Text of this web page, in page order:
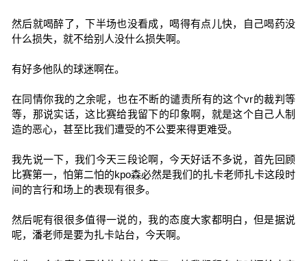
然后就喝醉了，下半场也没看成，喝得有点儿快，自己喝药没
什么损失，就不给别人没什么损失啊。
有好多他队的球迷啊在。
在同情你我的之余呢，也在不断的谴责所有的这个vr的裁判等
等，那说实话，这比赛给我留下的印象啊，就是这个自己人制
造的恶心，甚至比我们遭受的不公要来得更难受。
我先说一下，我们今天三段论啊，今天好话不多说，首先回顾
比赛第一，怕第二怕的kpo森必然是我们的扎卡老师扎卡这段时
间的言行和场上的表现有很多。
然后呢有很很多值得一说的，我的态度大家都明白，但是据说
呢，潘老师是要为扎卡站台，今天啊。